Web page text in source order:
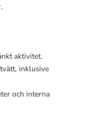
aktivitet.
inklusive
och interna